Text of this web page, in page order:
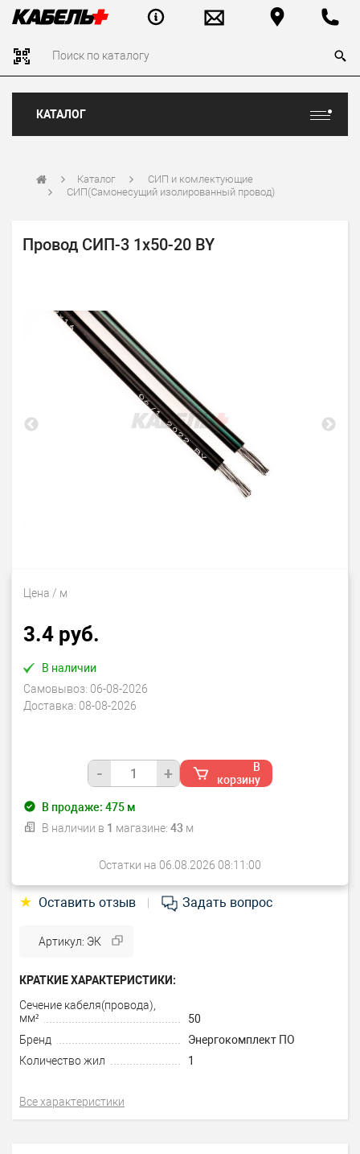
КАТАЛОГ
Каталог
СИП и комлектующие
СИП(Самонесущий изолированный провод)
Провод СИП-3 1х50-20 BY
Цена / м
3.4 руб.
В наличии
Самовывоз: 06-08-2026
Доставка: 08-08-2026
- +
В
корзину
В продаже: 475м
В наличии в 1 магазине: 43 м
Остатки на 06.08.2026 08:11:00
★ Оставить отзыв Задать вопрос
Артикул: ЭК
КРАТКИЕ ХАРАКТЕРИСТИКИ:
Сечение кабеля(провода),
мм²
50
Бренд
Энергокомплект ПО
Количество жил
1
Все характеристики